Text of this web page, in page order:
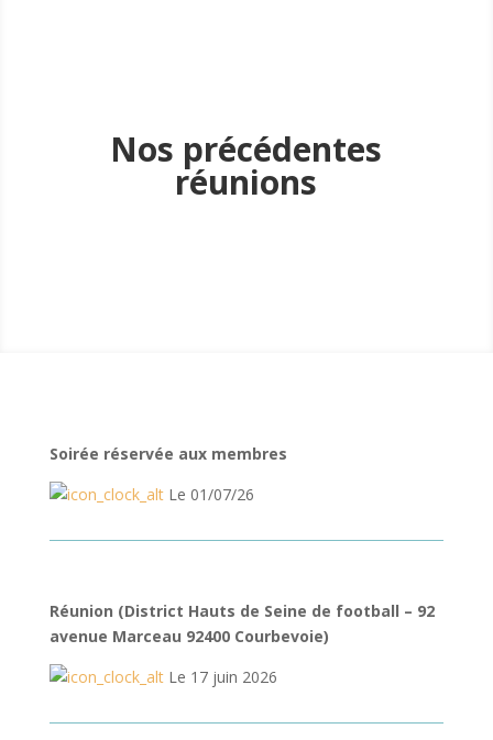
Nos précédentes
réunions
Soirée réservée aux membres
Le 01/07/26
Réunion (District Hauts de Seine de football – 92
avenue Marceau 92400 Courbevoie)
Le 17 juin 2026